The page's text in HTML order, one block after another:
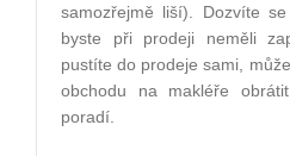
samozřejmě liší). Dozvíte
byste při prodeji neměli
pustíte do prodeje sami,
obchodu na makléře
poradí.